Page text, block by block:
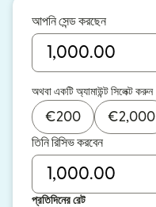
আপনি সেন্ড করছেন
অথবা একটি অ্যামাউন্ট সিলেক্ট করুন
€200 €2,000
তিনি রিসিভ করবেন
প্রতিদিনের রেট